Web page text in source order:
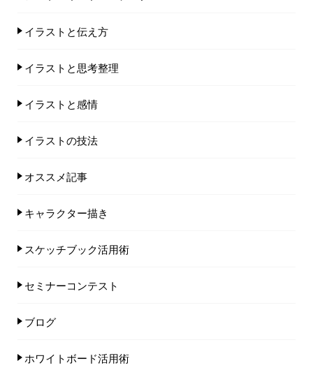
イラストと伝え方
イラストと思考整理
イラストと感情
イラストの技法
オススメ記事
キャラクター描き
スケッチブック活用術
セミナーコンテスト
ブログ
ホワイトボード活用術